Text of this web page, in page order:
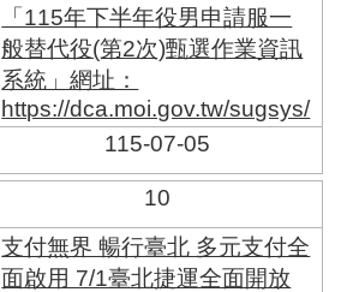
「115年下半年役男申請服一
般替代役(第2次)甄選作業資訊
系統」網址：
https://dca.moi.gov.tw/sugsys/
115-07-05
10
支付無界 暢行臺北 多元支付全
面啟用 7/1臺北捷運全面開放